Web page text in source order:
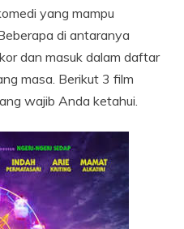
yang mampu
di antaranya
dan masuk dalam daftar
masa. Berikut 3 film
wajib Anda ketahui.